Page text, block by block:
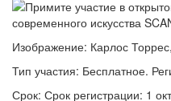
Изображение: Карлос
Тип участия: Бесплатное.
Срок: Срок регистрации: 1